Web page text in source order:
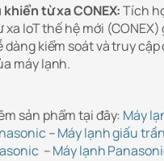
khiển từ xa CONEX:Tích
xa IoT thế hệ mới
dàng kiểm soát và truy
máy lạnh.
sản phẩm tại đây: Máy
–Máy lạnh giấu
–Máy lạnh